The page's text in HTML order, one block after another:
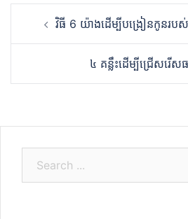
navigation
វិធី 6 យ៉ាងដើម្បីបង្រៀនកូនរបស់
៤ គន្លឹះដើម្បីជ្រើសរើស